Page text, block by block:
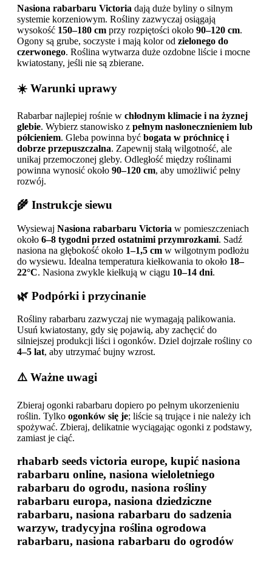
Nasiona rabarbaru Victoria dają duże byliny o silnym
systemie korzeniowym. Rośliny zazwyczaj osiągają
wysokość 150–180 cm przy rozpiętości około 90–120 cm.
Ogony są grube, soczyste i mają kolor od zielonego do
czerwonego. Roślina wytwarza duże ozdobne liście i mocne
kwiatostany, jeśli nie są zbierane.
☀️ Warunki uprawy
Rabarbar najlepiej rośnie w chłodnym klimacie i na żyznej
glebie. Wybierz stanowisko z pełnym nasłonecznieniem lub
półcieniem. Gleba powinna być bogata w próchnicę i
dobrze przepuszczalna. Zapewnij stałą wilgotność, ale
unikaj przemoczonej gleby. Odległość między roślinami
powinna wynosić około 90–120 cm, aby umożliwić pełny
rozwój.
🌾 Instrukcje siewu
Wysiewaj Nasiona rabarbaru Victoria w pomieszczeniach
około 6–8 tygodni przed ostatnimi przymrozkami. Sadź
nasiona na głębokość około 1–1,5 cm w wilgotnym podłożu
do wysiewu. Idealna temperatura kiełkowania to około 18–
22°C. Nasiona zwykle kiełkują w ciągu 10–14 dni.
🌿 Podpórki i przycinanie
Rośliny rabarbaru zazwyczaj nie wymagają palikowania.
Usuń kwiatostany, gdy się pojawią, aby zachęcić do
silniejszej produkcji liści i ogonków. Dziel dojrzałe rośliny co
4–5 lat, aby utrzymać bujny wzrost.
⚠️ Ważne uwagi
Zbieraj ogonki rabarbaru dopiero po pełnym ukorzenieniu
roślin. Tylko ogonków się je; liście są trujące i nie należy ich
spożywać. Zbieraj, delikatnie wyciągając ogonki z podstawy,
zamiast je ciąć.
rhabarb seeds victoria europe, kupić nasiona
rabarbaru online, nasiona wieloletniego
rabarbaru do ogrodu, nasiona rośliny
rabarbaru europa, nasiona dziedziczne
rabarbaru, nasiona rabarbaru do sadzenia
warzyw, tradycyjna roślina ogrodowa
rabarbaru, nasiona rabarbaru do ogrodów